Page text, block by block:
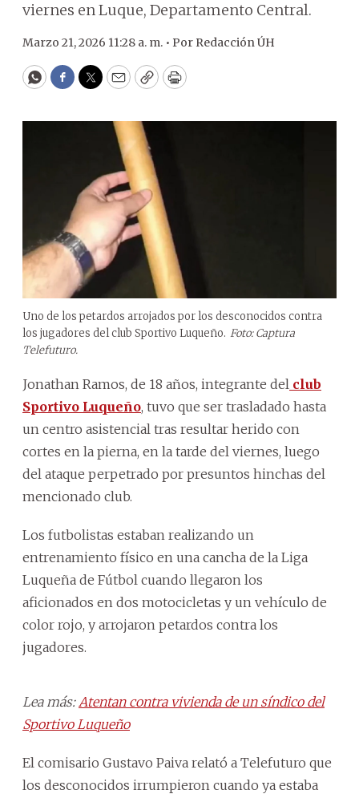
viernes en Luque, Departamento Central.
Marzo 21, 2026 11:28 a. m. • Por Redacción ÚH
WhatsApp
Facebook
Twitter
EmailCopyPrint
Uno de los petardos arrojados por los desconocidos contra
los jugadores del club Sportivo Luqueño. Foto: Captura
Telefuturo.
Jonathan Ramos, de 18 años, integrante del club
Sportivo Luqueño, tuvo que ser trasladado hasta
un centro asistencial tras resultar herido con
cortes en la pierna, en la tarde del viernes, luego
del ataque perpetrado por presuntos hinchas del
mencionado club.
Los futbolistas estaban realizando un
entrenamiento físico en una cancha de la Liga
Luqueña de Fútbol cuando llegaron los
aficionados en dos motocicletas y un vehículo de
color rojo, y arrojaron petardos contra los
jugadores.
Lea más: Atentan contra vivienda de un síndico del
Sportivo Luqueño
El comisario Gustavo Paiva relató a Telefuturo que
los desconocidos irrumpieron cuando ya estaba